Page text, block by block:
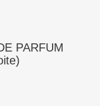
PARFUM